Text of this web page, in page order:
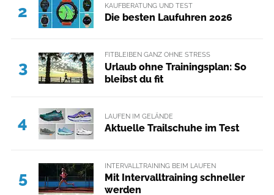
2 KAUFBERATUNG UND TEST
Die besten Laufuhren 2026
3
FITBLEIBEN GANZ OHNE STRESS
Urlaub ohne Trainingsplan: So
bleibst du fit
4 LAUFEN IM GELÄNDE
Aktuelle Trailschuhe im Test
5
INTERVALLTRAINING BEIM LAUFEN
Mit Intervalltraining schneller
werden